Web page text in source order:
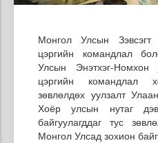
Монгол Улсын
цэргийн командлал
Улсын Энэтхэг-
цэргийн командлал
зөвлөлдөх уулзалт
Хоёр улсын нутаг
байгуулагддаг тус
Монгол Улсад зохион